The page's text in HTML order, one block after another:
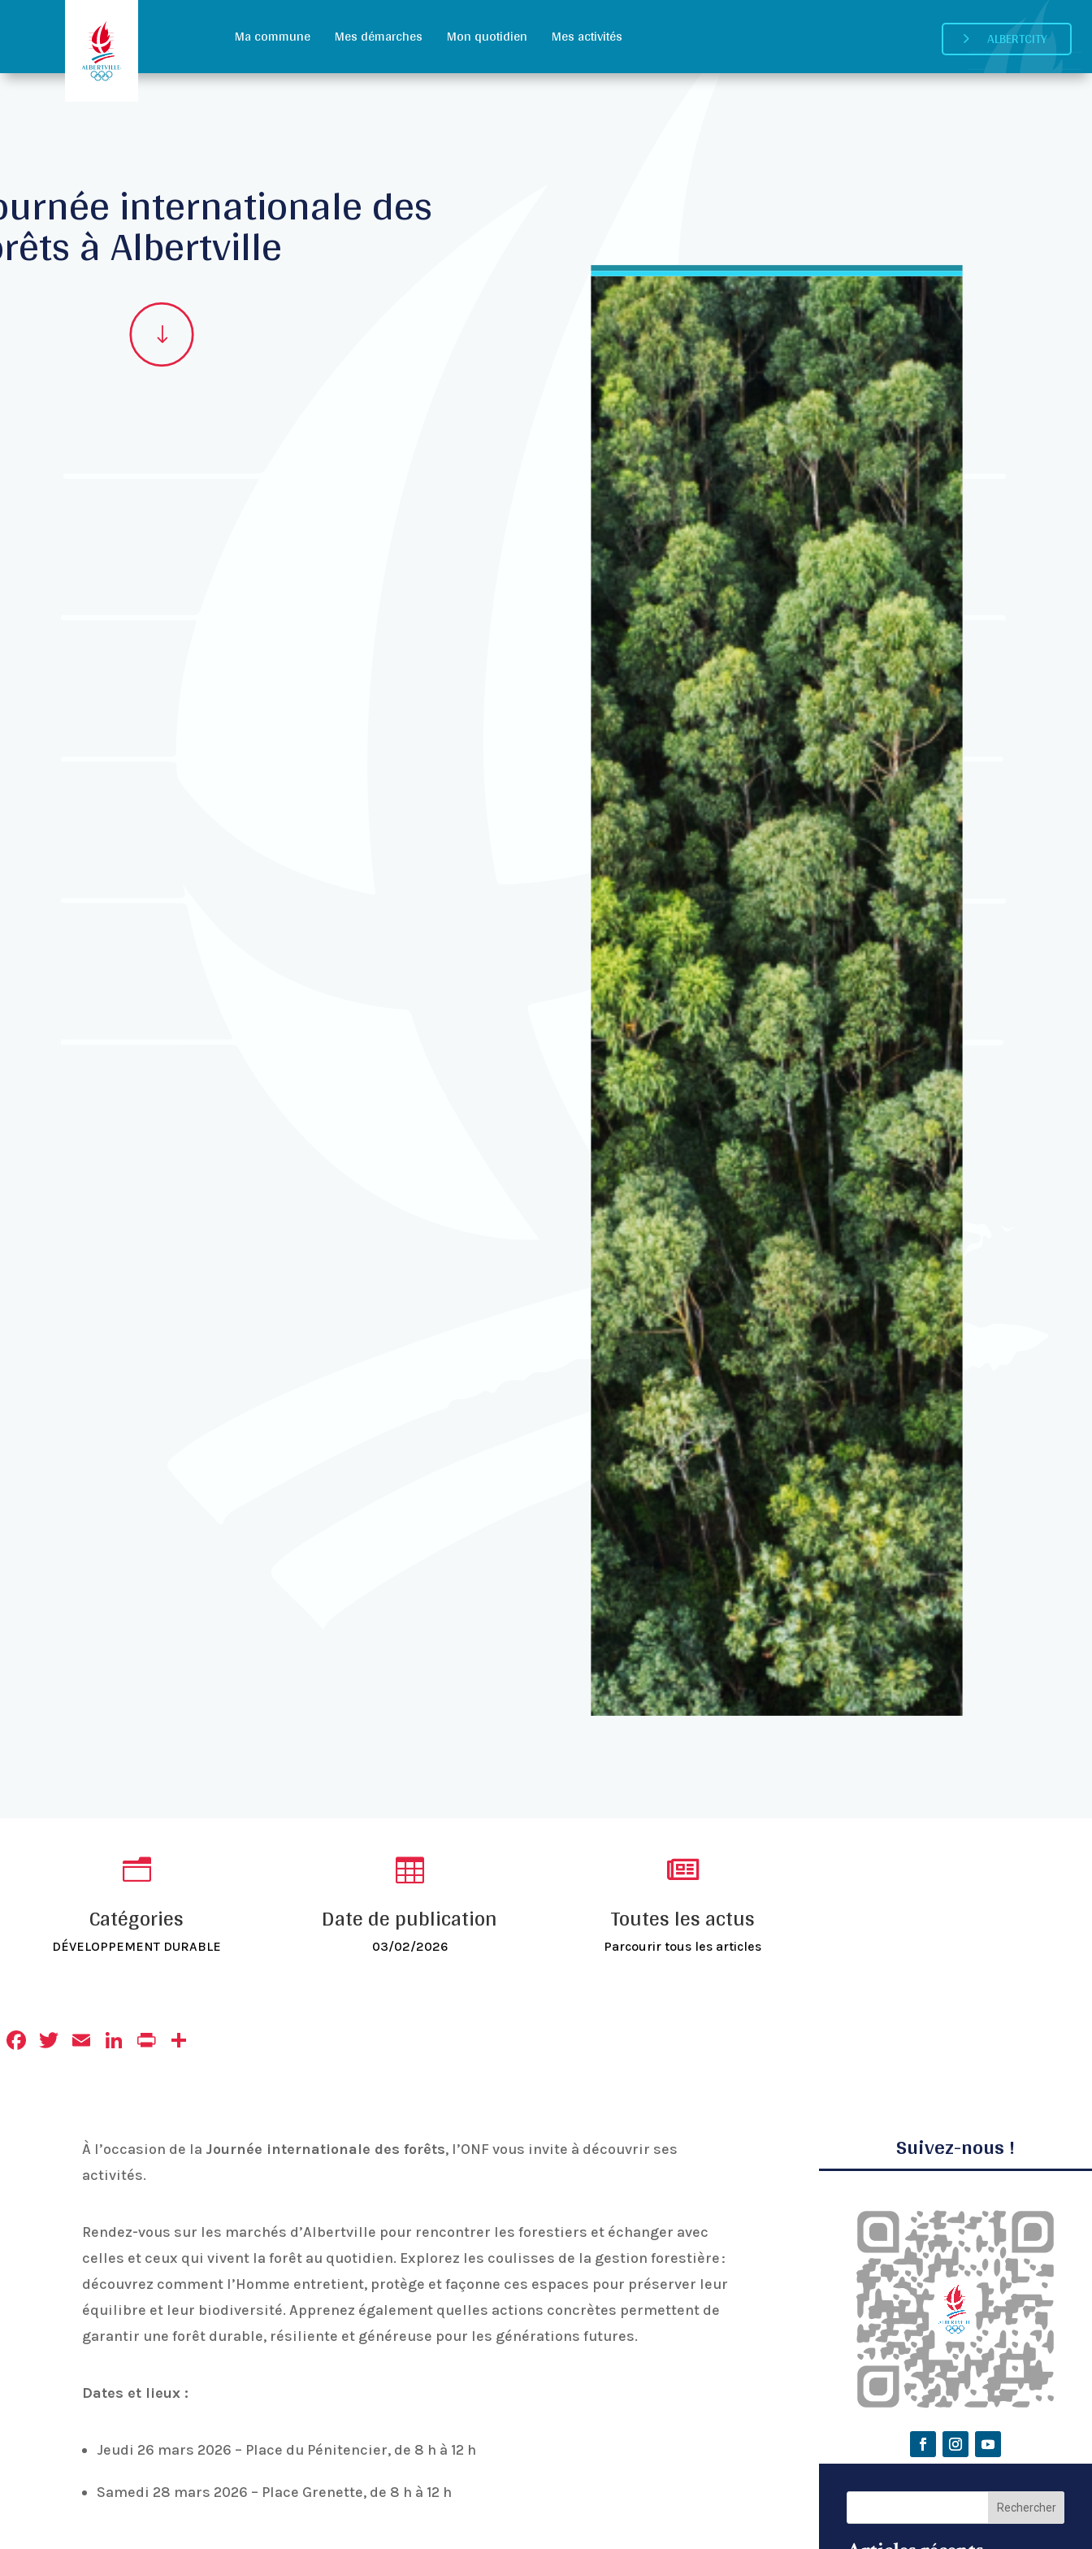
Ma commune Mes démarches Mon quotidien Mes activités 5 ALBERTCITY
internationale des
à Albertville
"
n
Catégories
DÉVELOPPEMENT DURABLE

Date de publication
03/02/2026

Toutes les actus
Parcourir tous les articles
Facebook
Twitter
EmailLinkedIn
Print
À l’occasion de la Journée internationale des forêts, l’ONF vous invite à découvrir ses
activités.
Rendez-vous sur les marchés d’Albertville pour rencontrer les forestiers et échanger avec
celles et ceux qui vivent la forêt au quotidien. Explorez les coulisses de la gestion forestière :
découvrez comment l’Homme entretient, protège etfaçonne ces espaces pour préserver leur
équilibre et leur biodiversité. Apprenez également quelles actions concrètes permettent de
garantir une forêt durable, résiliente et généreuse pour les générations futures.
Dates et lieux :
Jeudi 26 mars 2026 – Place du Pénitencier, de 8 h à 12 h
Samedi 28 mars 2026 – Place Grenette, de 8 h à 12 h
Suivez-nous !